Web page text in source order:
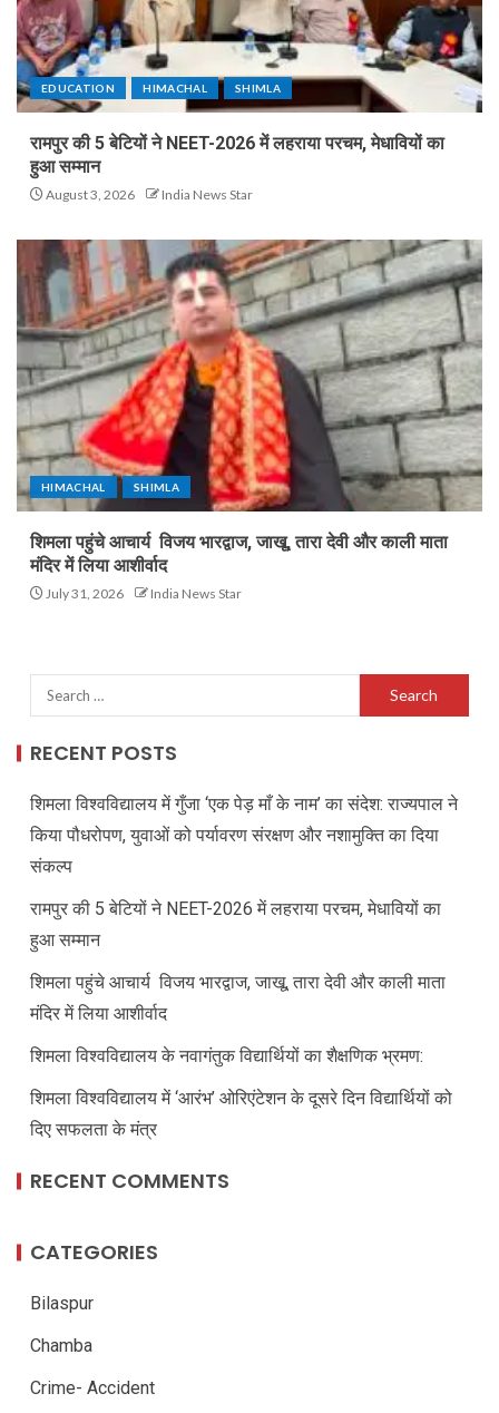
EDUCATION HIMACHAL SHIMLA
रामपुर की 5 बेटियों ने NEET-2026 में लहराया परचम, मेधावियों का
हुआ सम्मान
August 3, 2026 India News Star
HIMACHAL SHIMLA
शिमला पहुंचे आचार्य विजय भारद्वाज, जाखू, तारा देवी और काली माता
मंदिर में लिया आशीर्वाद
July 31, 2026 India News Star
RECENT POSTS
शिमला विश्वविद्यालय में गुँजा ‘एक पेड़ माँ के नाम’ का संदेश: राज्यपाल ने
किया पौधरोपण, युवाओं को पर्यावरण संरक्षण और नशामुक्ति का दिया
संकल्प
रामपुर की 5 बेटियों ने NEET-2026 में लहराया परचम, मेधावियों का
हुआ सम्मान
शिमला पहुंचे आचार्य विजय भारद्वाज, जाखू, तारा देवी और काली माता
मंदिर में लिया आशीर्वाद
शिमला विश्वविद्यालय के नवागंतुक विद्यार्थियों का शैक्षणिक भ्रमण:
शिमला विश्वविद्यालय में ‘आरंभ’ ओरिएंटेशन के दूसरे दिन विद्यार्थियों को
दिए सफलता के मंत्र
RECENT COMMENTS
CATEGORIES
Bilaspur
Chamba
Crime- Accident